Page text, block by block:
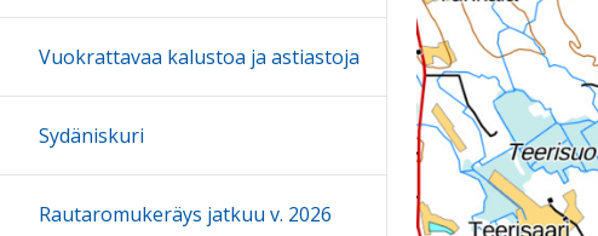
Vuokrattavaa kalustoa ja astiastoja
Sydäniskuri
Rautaromukeräys jatkuu v. 2026